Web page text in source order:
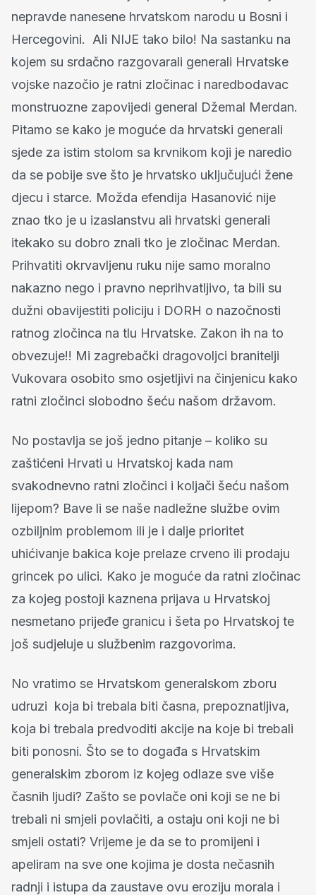
nepravde nanesene hrvatskom narodu u Bosni i
Hercegovini. Ali NIJE tako bilo! Na sastanku na
kojem su srdačno razgovarali generali Hrvatske
vojske nazočio je ratni zločinac i naredbodavac
monstruozne zapovijedi general Džemal Merdan.
Pitamo se kako je moguće da hrvatski generali
sjede za istim stolom sa krvnikom koji je naredio
da se pobije sve što je hrvatsko uključujući žene
djecu i starce. Možda efendija Hasanović nije
znao tko je u izaslanstvu ali hrvatski generali
itekako su dobro znali tko je zločinac Merdan.
Prihvatiti okrvavljenu ruku nije samo moralno
nakazno nego i pravno neprihvatljivo, ta bili su
dužni obavijestiti policiju i DORH o nazočnosti
ratnog zločinca na tlu Hrvatske. Zakon ih na to
obvezuje!! Mi zagrebački dragovoljci branitelji
Vukovara osobito smo osjetljivi na činjenicu kako
ratni zločinci slobodno šeću našom državom.
No postavlja se još jedno pitanje – koliko su
zaštićeni Hrvati u Hrvatskoj kada nam
svakodnevno ratni zločinci i koljači šeću našom
lijepom? Bave li se naše nadležne službe ovim
ozbiljnim problemom ili je i dalje prioritet
uhićivanje bakica koje prelaze crveno ili prodaju
grincek po ulici. Kako je moguće da ratni zločinac
za kojeg postoji kaznena prijava u Hrvatskoj
nesmetano prijeđe granicu i šeta po Hrvatskoj te
još sudjeluje u službenim razgovorima.
No vratimo se Hrvatskom generalskom zboru
udruzi koja bi trebala biti časna, prepoznatljiva,
koja bi trebala predvoditi akcije na koje bi trebali
biti ponosni. Što se to događa s Hrvatskim
generalskim zborom iz kojeg odlaze sve više
časnih ljudi? Zašto se povlače oni koji se ne bi
trebali ni smjeli povlačiti, a ostaju oni koji ne bi
smjeli ostati? Vrijeme je da se to promijeni i
apeliram na sve one kojima je dosta nečasnih
radnji i istupa da zaustave ovu eroziju morala i